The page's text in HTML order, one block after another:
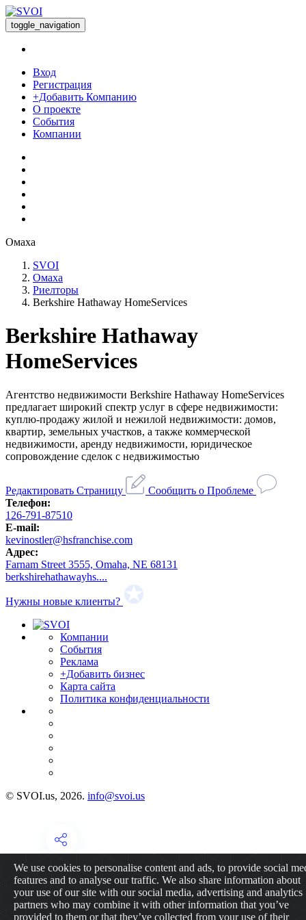
toggle_navigation
Вход
Регистрация
+Добавить Компанию
О проекте
События
Компании
Омаха
SVOI
Омаха
Риелторы
Berkshire Hathaway HomeServices
Berkshire Hathaway
HomeServices
Агентство недвижимости Berkshire Hathaway HomeServices
предлагает широкий спектр услуг в сфере недвижимости:
куплю-продажу жилой и нежилой недвижимости: домов,
квартир, земельных участков, а также коммерческой
недвижимости, аренду недвижимости, юридическое
сопровождение сделок с недвижимостью
Редактировать Страницу
Сообщить о Проблеме
Телефон:
126-791-87510
E-mail:
kevinostler@hsfranchise.com
Адрес:
Farnam Street 3555, Omaha, NE 68131
berkshirehathawayhs....
Нужны новые клиенты?
Компании
События
Реклама
+Добавить бизнес
Карта сайта
Политика конфиденциальности
© SVOI.us, 2026. info@svoi.us
We use cookies to personalise content and ads, to provide social
features and to analyse our traffic. We also share information about
your use of our site with our social media, advertising and analytics
partners who may combine it with other information that you’ve
provided to them or that they’ve collected from your use of their